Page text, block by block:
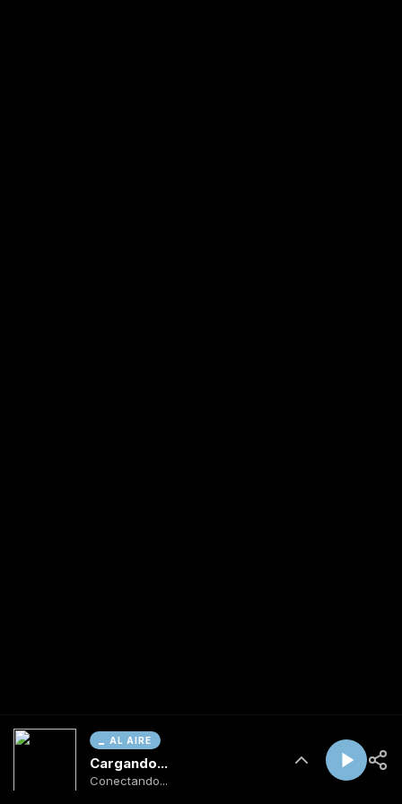
AL AIRE
Cargando...
Conectando...